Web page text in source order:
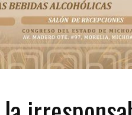
Sábana